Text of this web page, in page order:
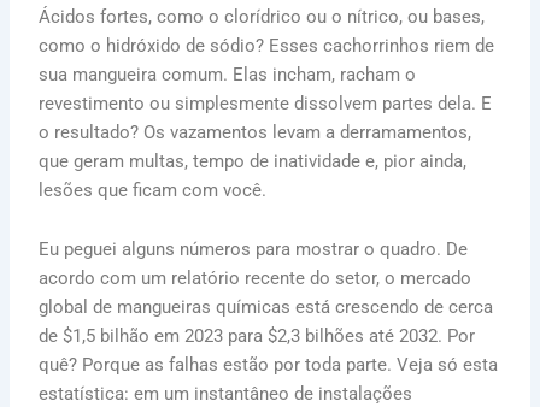
Ácidos fortes, como o clorídrico ou o nítrico, ou bases,
como o hidróxido de sódio? Esses cachorrinhos riem de
sua mangueira comum. Elas incham, racham o
revestimento ou simplesmente dissolvem partes dela. E
o resultado? Os vazamentos levam a derramamentos,
que geram multas, tempo de inatividade e, pior ainda,
lesões que ficam com você.
Eu peguei alguns números para mostrar o quadro. De
acordo com um relatório recente do setor, o mercado
global de mangueiras químicas está crescendo de cerca
de $1,5 bilhão em 2023 para $2,3 bilhões até 2032. Por
quê? Porque as falhas estão por toda parte. Veja só esta
estatística: em um instantâneo de instalações